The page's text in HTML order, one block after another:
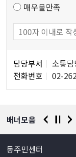
매우불만족
당
자
담당부서
소통
전화번호
02-
배너모음
찰청 유실물 통합포털
동주민센터